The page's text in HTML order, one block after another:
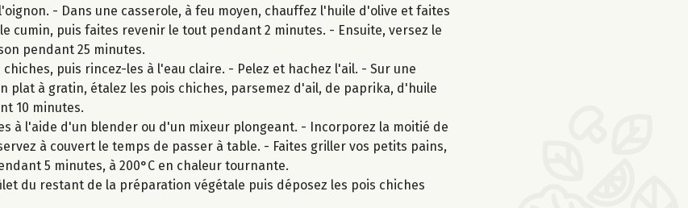
- Dans une casserole, à feu moyen, chauffez l'huile d'olive et faites
cumin, puis faites revenir le tout pendant 2 minutes. - Ensuite, versez le
pendant 25 minutes.
puis rincez-les à l'eau claire. - Pelez et hachez l'ail. - Sur une
plat à gratin, étalez les pois chiches, parsemez d'ail, de paprika, d'huile
10 minutes.
les à l'aide d'un blender ou d'un mixeur plongeant. - Incorporez la moitié de
à couvert le temps de passer à table. - Faites griller vos petits pains,
5 minutes, à 200°C en chaleur tournante.
du restant de la préparation végétale puis déposez les pois chiches